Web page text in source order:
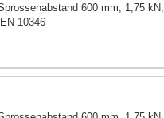
600 mm, 1,75 kN,
10346